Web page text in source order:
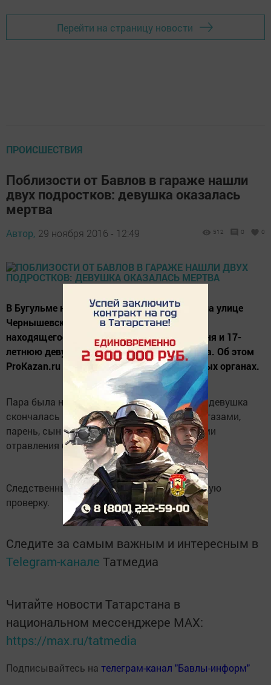
Перейти на страницу новости
ПРОИСШЕСТВИЯ
Поблизости от Бавлов в гараже нашли
двух подростков: девушка оказалась
мертва
Автор, 29 ноября 2016 - 12:49 512 0 0
В Бугульме накануне рано утром в гараже на улице
Чернышевского нашли двух подростков -
находящегося без сознания 18-летнего парня и 17-
летнюю девушку, которая оказалась мертва. Об этом
ProKazan.ru сообщили в правоохранительных органах.
Пара была найдена в 6:35, предварительно, девушка
скончалась из-за отравления выхлопными газами,
парень, сын владельца гаража, с признаками
отравления был госпитализирован.
Следственный комитет ведет доследственную
проверку.
Следите за самым важным и интересным в
Telegram-канале Татмедиа
Читайте новости Татарстана в
национальном мессенджере MАХ:
https://max.ru/tatmedia
Подписывайтесь на телеграм-канал "Бавлы-информ"